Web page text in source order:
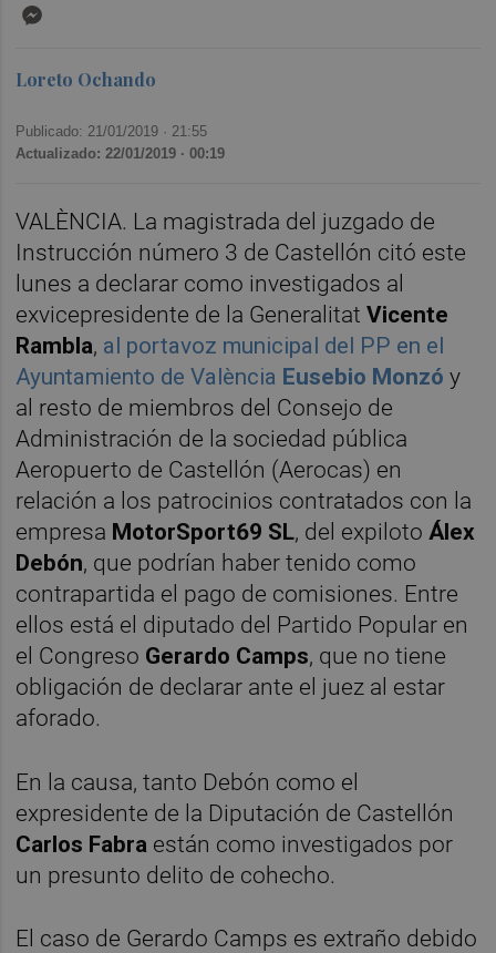
Loreto Ochando
Publicado: 21/01/2019 · 21:55
Actualizado: 22/01/2019 · 00:19
VALÈNCIA. La magistrada del juzgado de
Instrucción número 3 de Castellón citó este
lunes a declarar como investigados al
exvicepresidente de la GeneralitatVicente
Rambla, al portavoz municipal del PP en el
Ayuntamiento de València Eusebio Monzó y
al resto de miembros del Consejo de
Administración de la sociedad pública
Aeropuerto de Castellón (Aerocas) en
relación a los patrocinios contratados con la
empresa MotorSport69 SL, del expilotoÁlex
Debón, que podrían haber tenido como
contrapartida el pago de comisiones. Entre
ellos está el diputado del Partido Popular en
el Congreso Gerardo Camps, que no tiene
obligación de declarar ante el juez al estar
aforado.
En la causa, tanto Debón como el
expresidente de la Diputación de Castellón
Carlos Fabra están como investigados por
un presunto delito de cohecho.
El caso de Gerardo Camps es extraño debido